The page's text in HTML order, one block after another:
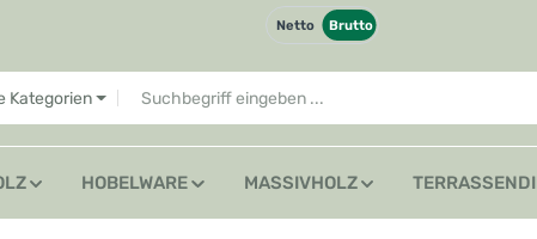
Netto Brutto
Kategorien
HOBELWARE MASSIVHOLZ